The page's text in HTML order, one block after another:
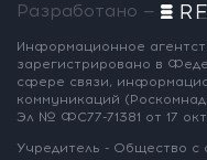
Разработано —
Информационное
зарегистрировано в
сфере связи,
коммуникаций
Эл № ФС77-71381 от 17
Учредитель - Общество с